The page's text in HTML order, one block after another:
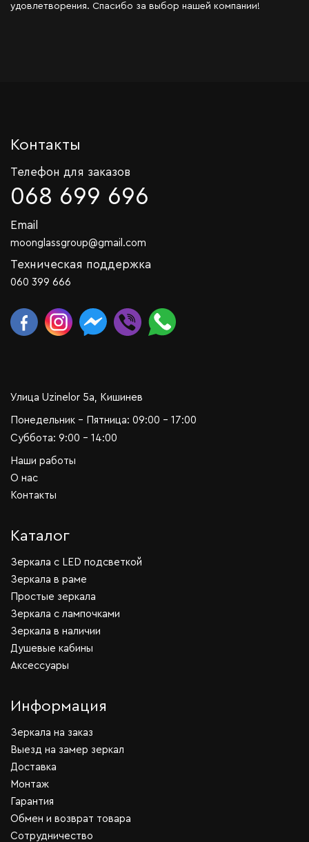
удовлетворения. Спасибо за выбор нашей компании!
Контакты
Телефон для заказов
068 699 696
Email
moonglassgroup@gmail.com
Техническая поддержка
060 399 666
Улица Uzinelor 5a, Кишинев
Понедельник - Пятница: 09:00 - 17:00
Суббота: 9:00 - 14:00
Наши работы
О нас
Контакты
Каталог
Зеркала c LED подсветкой
Зеркала в раме
Простые зеркала
Зеркала с лампочками
Зеркала в наличии
Душевые кабины
Аксессуары
Информация
Зеркала на заказ
Выезд на замер зеркал
Доставка
Монтаж
Гарантия
Обмен и возврат товара
Сотрудничество